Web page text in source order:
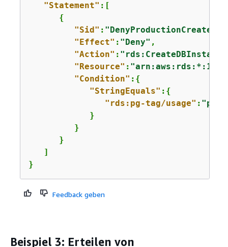
"Statement" :[
{
"Sid" : "DenyProductionCreate"
"Effect" : "Deny" ,
"Action" :
"Resource" :
"Condition" : {
"StringEquals" : {
"rds:pg-tag/usage" :
            }
         }
      }
   ]
}
Feedback geben
Beispiel 3: Erteilen von